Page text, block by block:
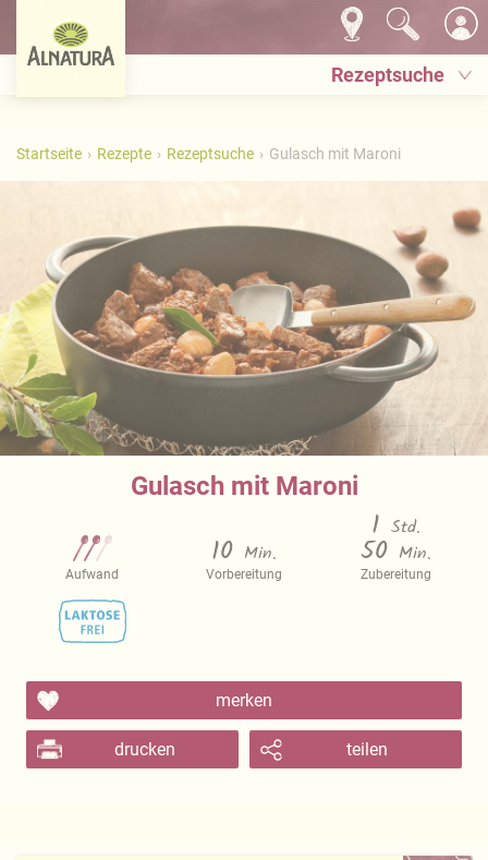
Rezeptsuche
Startseite Rezepte Rezeptsuche Gulasch mit Maroni
Gulasch mit Maroni
Aufwand
10 Min.
Vorbereitung
1 Std.
50 Min.
Zubereitung
merken
drucken teilen